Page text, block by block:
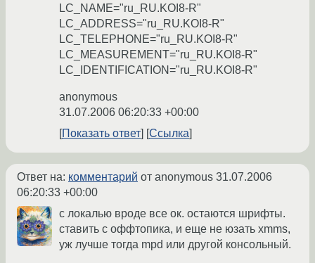
LC_NAME="ru_RU.KOI8-R"
LC_ADDRESS="ru_RU.KOI8-R"
LC_TELEPHONE="ru_RU.KOI8-R"
LC_MEASUREMENT="ru_RU.KOI8-R"
LC_IDENTIFICATION="ru_RU.KOI8-R"
anonymous
31.07.2006 06:20:33 +00:00
Показать ответ
Ссылка
Ответ на: комментарий от anonymous 31.07.2006
06:20:33 +00:00
с локалью вроде все ок. остаются шрифты.
ставить с оффтопика, и еще не юзать xmms,
уж лучше тогда mpd или другой консольный.